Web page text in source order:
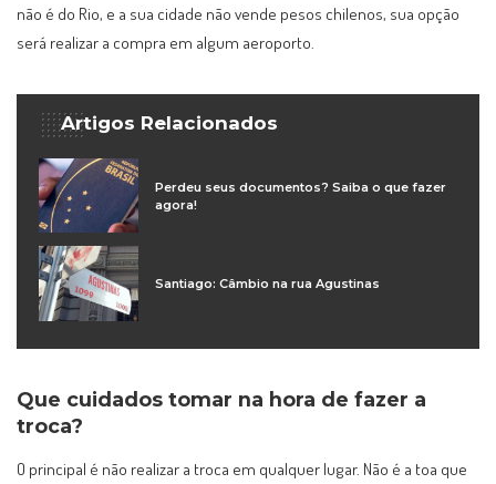
não é do Rio, e a sua cidade não vende pesos chilenos, sua opção
será realizar a compra em algum aeroporto.
Artigos Relacionados
Perdeu seus documentos? Saiba o que fazer
agora!
Santiago: Câmbio na rua Agustinas
Que cuidados tomar na hora de fazer a
troca?
O principal é não realizar a troca em qualquer lugar. Não é a toa que